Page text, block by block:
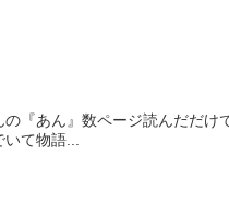
『あん』数ページ読んだだけ
いて物語...